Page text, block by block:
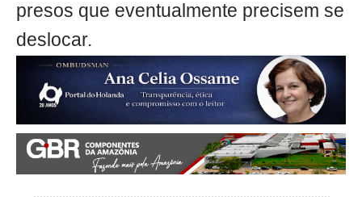
presos que eventualmente precisem se
deslocar.